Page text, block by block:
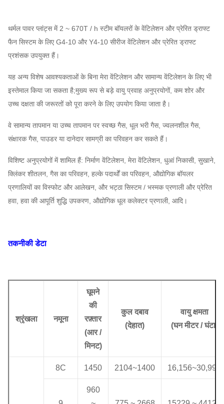
थर्मल पावर प्लांट्स में 2 ~ 670T / h स्टीम बॉयलरों के वेंटिलेशन और प्रेरित ड्राफ्ट
फैन सिस्टम के लिए G4-10 और Y4-10 सीरीज वेंटिलेशन और प्रेरित ड्राफ्ट
प्रशंसक उपयुक्त हैं।
यह अन्य विशेष आवश्यकताओं के बिना मेरा वेंटिलेशन और सामान्य वेंटिलेशन के लिए भी
इस्तेमाल किया जा सकता है;मुख्य रूप से बड़े वायु प्रवाह अनुप्रयोगों, कम शोर और
उच्च दक्षता की जरूरतों को पूरा करने के लिए उपयोग किया जाता है।
वे सामान्य तापमान या उच्च तापमान पर स्वच्छ गैस, धूल भरी गैस, ज्वलनशील गैस,
संक्षारक गैस, पाउडर या दानेदार सामग्री का परिवहन कर सकते हैं।
विशिष्ट अनुप्रयोगों में शामिल हैं: निर्माण वेंटिलेशन, मेरा वेंटिलेशन, धुआं निकासी, सुखाने,
क्लिंकर शीतलन, गैस का परिवहन, हल्के पदार्थों का परिवहन, औद्योगिक बॉयलर
प्रणालियों का विस्फोट और आलेखन, और भट्ठा सिस्टम / भस्मक प्रणाली और प्रेरित
हवा, हवा की आपूर्ति शुद्धि उपकरण, औद्योगिक धूल कलेक्टर प्रणाली, आदि।
तकनीकी डेटा
श्रृंखला नमूना
घूमने
की
रफ़्तार
(आर /
मिनट)
कुल दबाव
(देहात)
वायु क्षमता
(घन मीटर / घंटा
8C 1450 2104~1400 16,156~30,993
960